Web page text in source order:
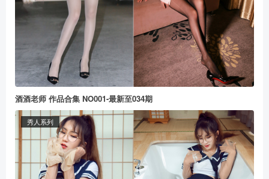
酒酒老师 作品合集 NO001-最新至034期
秀人系列